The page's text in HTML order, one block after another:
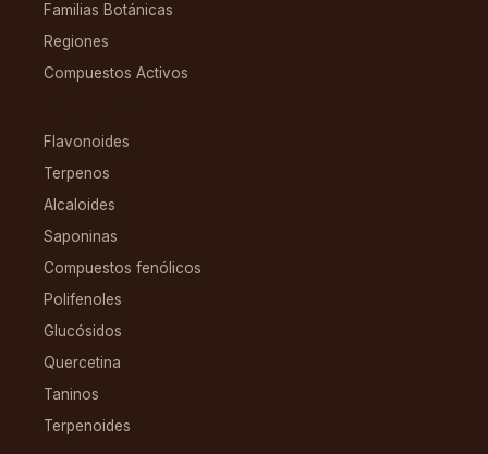
Familias Botánicas
Regiones
Compuestos Activos
Flavonoides
Terpenos
Alcaloides
Saponinas
Compuestos fenólicos
Polifenoles
Glucósidos
Quercetina
Taninos
Terpenoides